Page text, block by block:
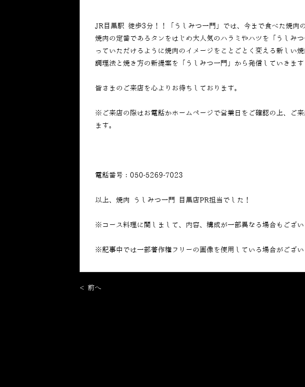
JR目黒駅 徒歩3分！！「うしみつ一門」では、今まで食べた焼肉
焼肉の定番であるタンをはじめ大人気のハラミやハツを「うしみ
っていただけるように焼肉のイメージをことごとく変える新しい
調理法と焼き方の新提案を「うしみつ一門」から発信していきます
皆さまのご来店を心よりお待ちしております。
※ご来店の際はお電話かホームページで営業日をご確認の上、ご
ます。
電話番号：050-5269-7023
以上、焼肉 うしみつ一門 目黒店PR担当でした！
※コース料理に関しまして、内容、構成が一部異なる場合もござい
※記事中では一部著作権フリーの画像を使用している場合がござい
< 前へ